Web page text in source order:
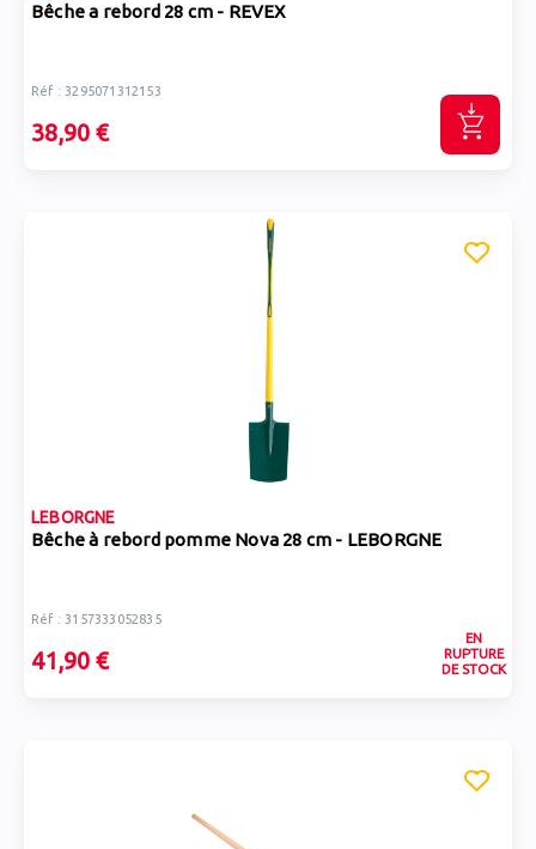
Bêche a rebord 28 cm - REVEX
Réf : 3295071312153
38,90 €
LEBORGNE
Bêche à rebord pomme Nova 28 cm - LEBORGNE
Réf : 3157333052835
41,90 €
EN
RUPTURE
DE STOCK